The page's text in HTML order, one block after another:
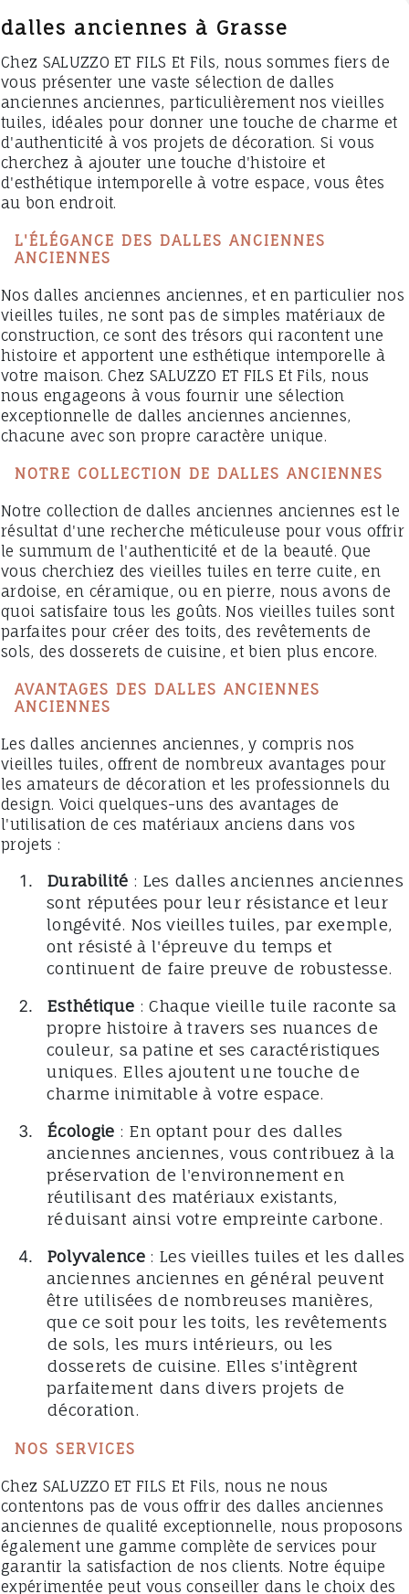
dalles anciennes à Grasse
Chez SALUZZO ET FILS Et Fils, nous sommes fiers de
vous présenter une vaste sélection de dalles
anciennes anciennes, particulièrement nos vieilles
tuiles, idéales pour donner une touche de charme et
d'authenticité à vos projets de décoration. Si vous
cherchez à ajouter une touche d'histoire et
d'esthétique intemporelle à votre espace, vous êtes
au bon endroit.
L'ÉLÉGANCE DES DALLES ANCIENNES
ANCIENNES
Nos dalles anciennes anciennes, et en particulier nos
vieilles tuiles, ne sont pas de simples matériaux de
construction, ce sont des trésors qui racontent une
histoire et apportent une esthétique intemporelle à
votre maison. Chez SALUZZO ET FILS Et Fils, nous
nous engageons à vous fournir une sélection
exceptionnelle de dalles anciennes anciennes,
chacune avec son propre caractère unique.
NOTRE COLLECTION DE DALLES ANCIENNES
Notre collection de dalles anciennes anciennes est le
résultat d'une recherche méticuleuse pour vous offrir
le summum de l'authenticité et de la beauté. Que
vous cherchiez des vieilles tuiles en terre cuite, en
ardoise, en céramique, ou en pierre, nous avons de
quoi satisfaire tous les goûts. Nos vieilles tuiles sont
parfaites pour créer des toits, des revêtements de
sols, des dosserets de cuisine, et bien plus encore.
AVANTAGES DES DALLES ANCIENNES
ANCIENNES
Les dalles anciennes anciennes, y compris nos
vieilles tuiles, offrent de nombreux avantages pour
les amateurs de décoration et les professionnels du
design. Voici quelques-uns des avantages de
l'utilisation de ces matériaux anciens dans vos
projets :
Durabilité : Les dalles anciennes anciennes
sont réputées pour leur résistance et leur
longévité. Nos vieilles tuiles, par exemple,
ont résisté à l'épreuve du temps et
continuent de faire preuve de robustesse.
Esthétique : Chaque vieille tuile raconte sa
propre histoire à travers ses nuances de
couleur, sa patine et ses caractéristiques
uniques. Elles ajoutent une touche de
charme inimitable à votre espace.
Écologie : En optant pour des dalles
anciennes anciennes, vous contribuez à la
préservation de l'environnement en
réutilisant des matériaux existants,
réduisant ainsi votre empreinte carbone.
Polyvalence: Les vieilles tuiles et les dalles
anciennes anciennes en général peuvent
être utilisées de nombreuses manières,
que ce soit pour les toits, les revêtements
de sols, les murs intérieurs, ou les
dosserets de cuisine. Elles s'intègrent
parfaitement dans divers projets de
décoration.
NOS SERVICES
Chez SALUZZO ET FILS Et Fils, nous ne nous
contentons pas de vous offrir des dalles anciennes
anciennes de qualité exceptionnelle, nous proposons
également une gamme complète de services pour
garantir la satisfaction de nos clients. Notre équipe
expérimentée peut vous conseiller dans le choix des